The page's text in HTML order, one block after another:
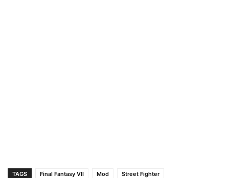
TAGS Final Fantasy VII Mod
Street Fighter